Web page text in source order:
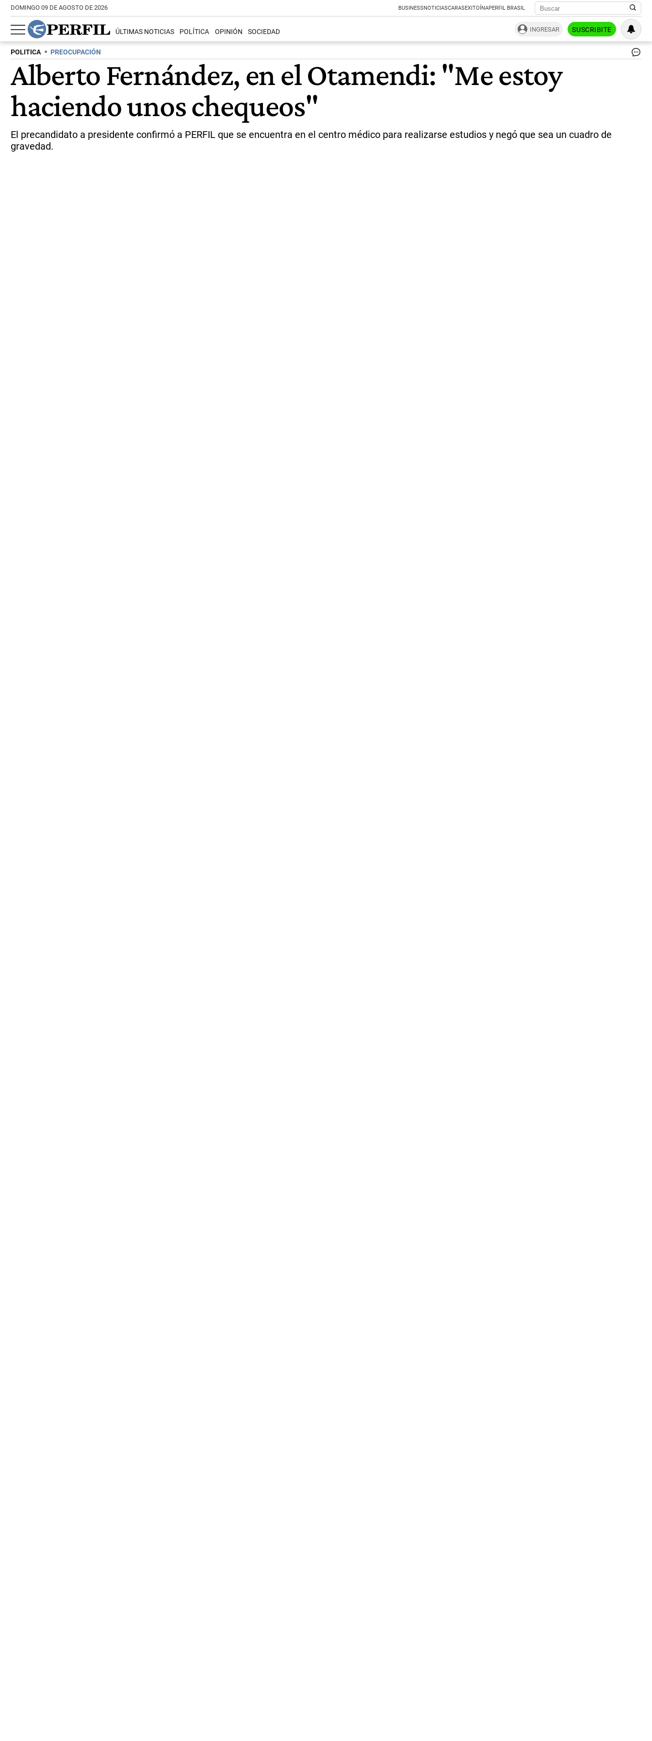
DOMINGO 09 DE AGOSTO DE 2026 BUSINESSNOTICIASCARASEXITOÍNAPERFIL BRASIL
ÚLTIMAS NOTICIAS POLÍTICA OPINIÓN SOCIEDAD INGRESAR SUSCRIBITE
POLITICA PREOCUPACIÓN
Alberto Fernández, en el Otamendi: "Me estoy
haciendo unos chequeos"
El precandidato a presidente confirmó a PERFIL que se encuentra en el centro médico para realizarse estudios y negó que sea un cuadro de
gravedad.